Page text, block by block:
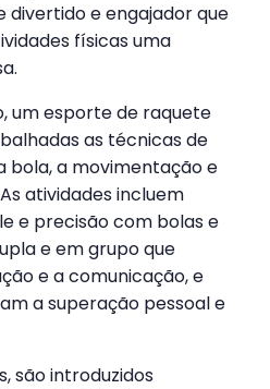
divertido e engajador que
físicas uma
um esporte de raquete
as técnicas de
bola, a movimentação e
atividades incluem
e precisão com bolas e
e em grupo que
e a comunicação, e
a superação pessoal e
são introduzidos